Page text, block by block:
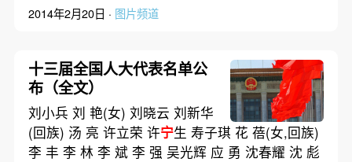
2014年2月20日 · 图片频道
十三届全国人大代表名单公
布（全文）
刘小兵 刘 艳(女) 刘晓云 刘新华
(回族) 汤 亮 许立荣 许宁生 寿子琪 花 蓓(女,回族)
李 丰 李 林 李 斌 李 强 吴光辉 应 勇 沈春耀 沈 彪